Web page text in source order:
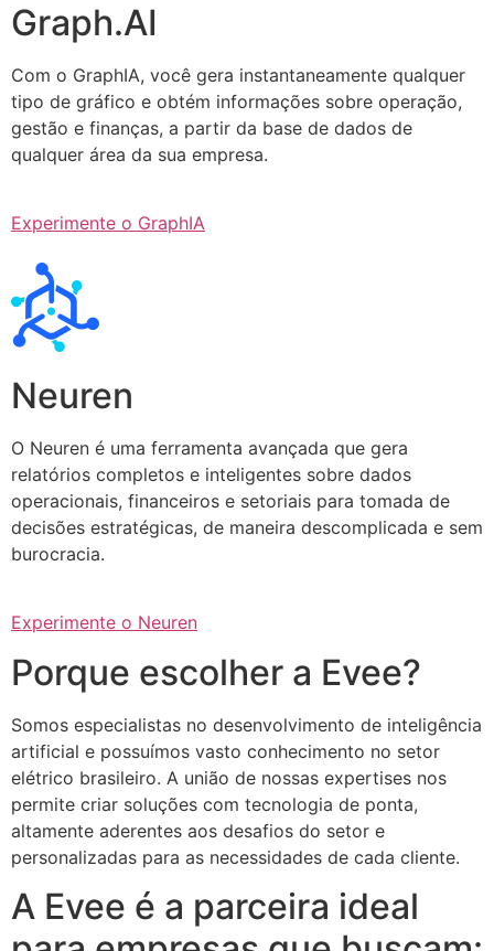
Graph.AI
Com o GraphIA, você gera instantaneamente qualquer
tipo de gráfico e obtém informações sobre operação,
gestão e finanças, a partir da base de dados de
qualquer área da sua empresa.
Experimente o GraphIA
Neuren
O Neuren é uma ferramenta avançada que gera
relatórios completos e inteligentes sobre dados
operacionais, financeiros e setoriais para tomada de
decisões estratégicas, de maneira descomplicada e sem
burocracia.
Experimente o Neuren
Porque escolher a Evee?
Somos especialistas no desenvolvimento de inteligência
artificial e possuímos vasto conhecimento no setor
elétrico brasileiro. A união de nossas expertises nos
permite criar soluções com tecnologia de ponta,
altamente aderentes aos desafios do setor e
personalizadas para as necessidades de cada cliente.
A Evee é a parceira ideal